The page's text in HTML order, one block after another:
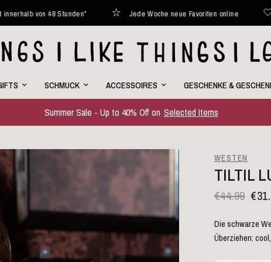
Jede Woche neue Favoriten online Curated with
SCHMUCK ACCESSOIRES GESCHENKE &
Summer Sale - Up to 40% Off on Selected Items
WESTEN
TILTIL
€44.99
Die schwarze
Überziehen: